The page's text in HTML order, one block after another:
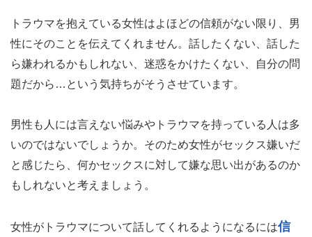
トラウマを抱えている女性はよほどの信頼がない限り、男
性にそのことを伝えてくれません。話したくない、話した
ら嫌われるかもしれない、迷惑をかけたくない、自分の問
題だから…という気持ちがそうさせています。
男性も人には言えない悩みやトラウマを持っている人は多
いのではないでしょうか。そのため女性がセックス嫌いだ
と感じたら、何かセックスに対して嫌な思い出があるのか
もしれないと考えましょう。
女性がトラウマについて話してくれるようになるには信